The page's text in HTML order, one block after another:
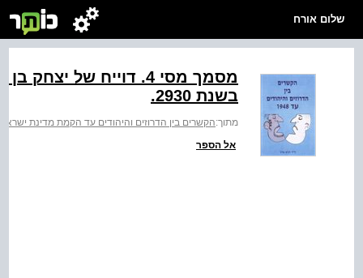
שלום אורח
מסמך מסי ‭.4‬ דוייח של
בשנת ‭.2930‬
מתוך:הקשרים בין הדרוזים והיהודים עד הקמת מדינת ישראל
אל הספר